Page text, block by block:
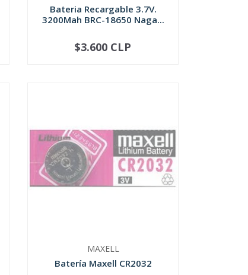
Bateria Recargable 3.7V.
3200Mah BRC-18650 Naga...
+
$3.600 CLP
MAXELL
Batería Maxell CR2032